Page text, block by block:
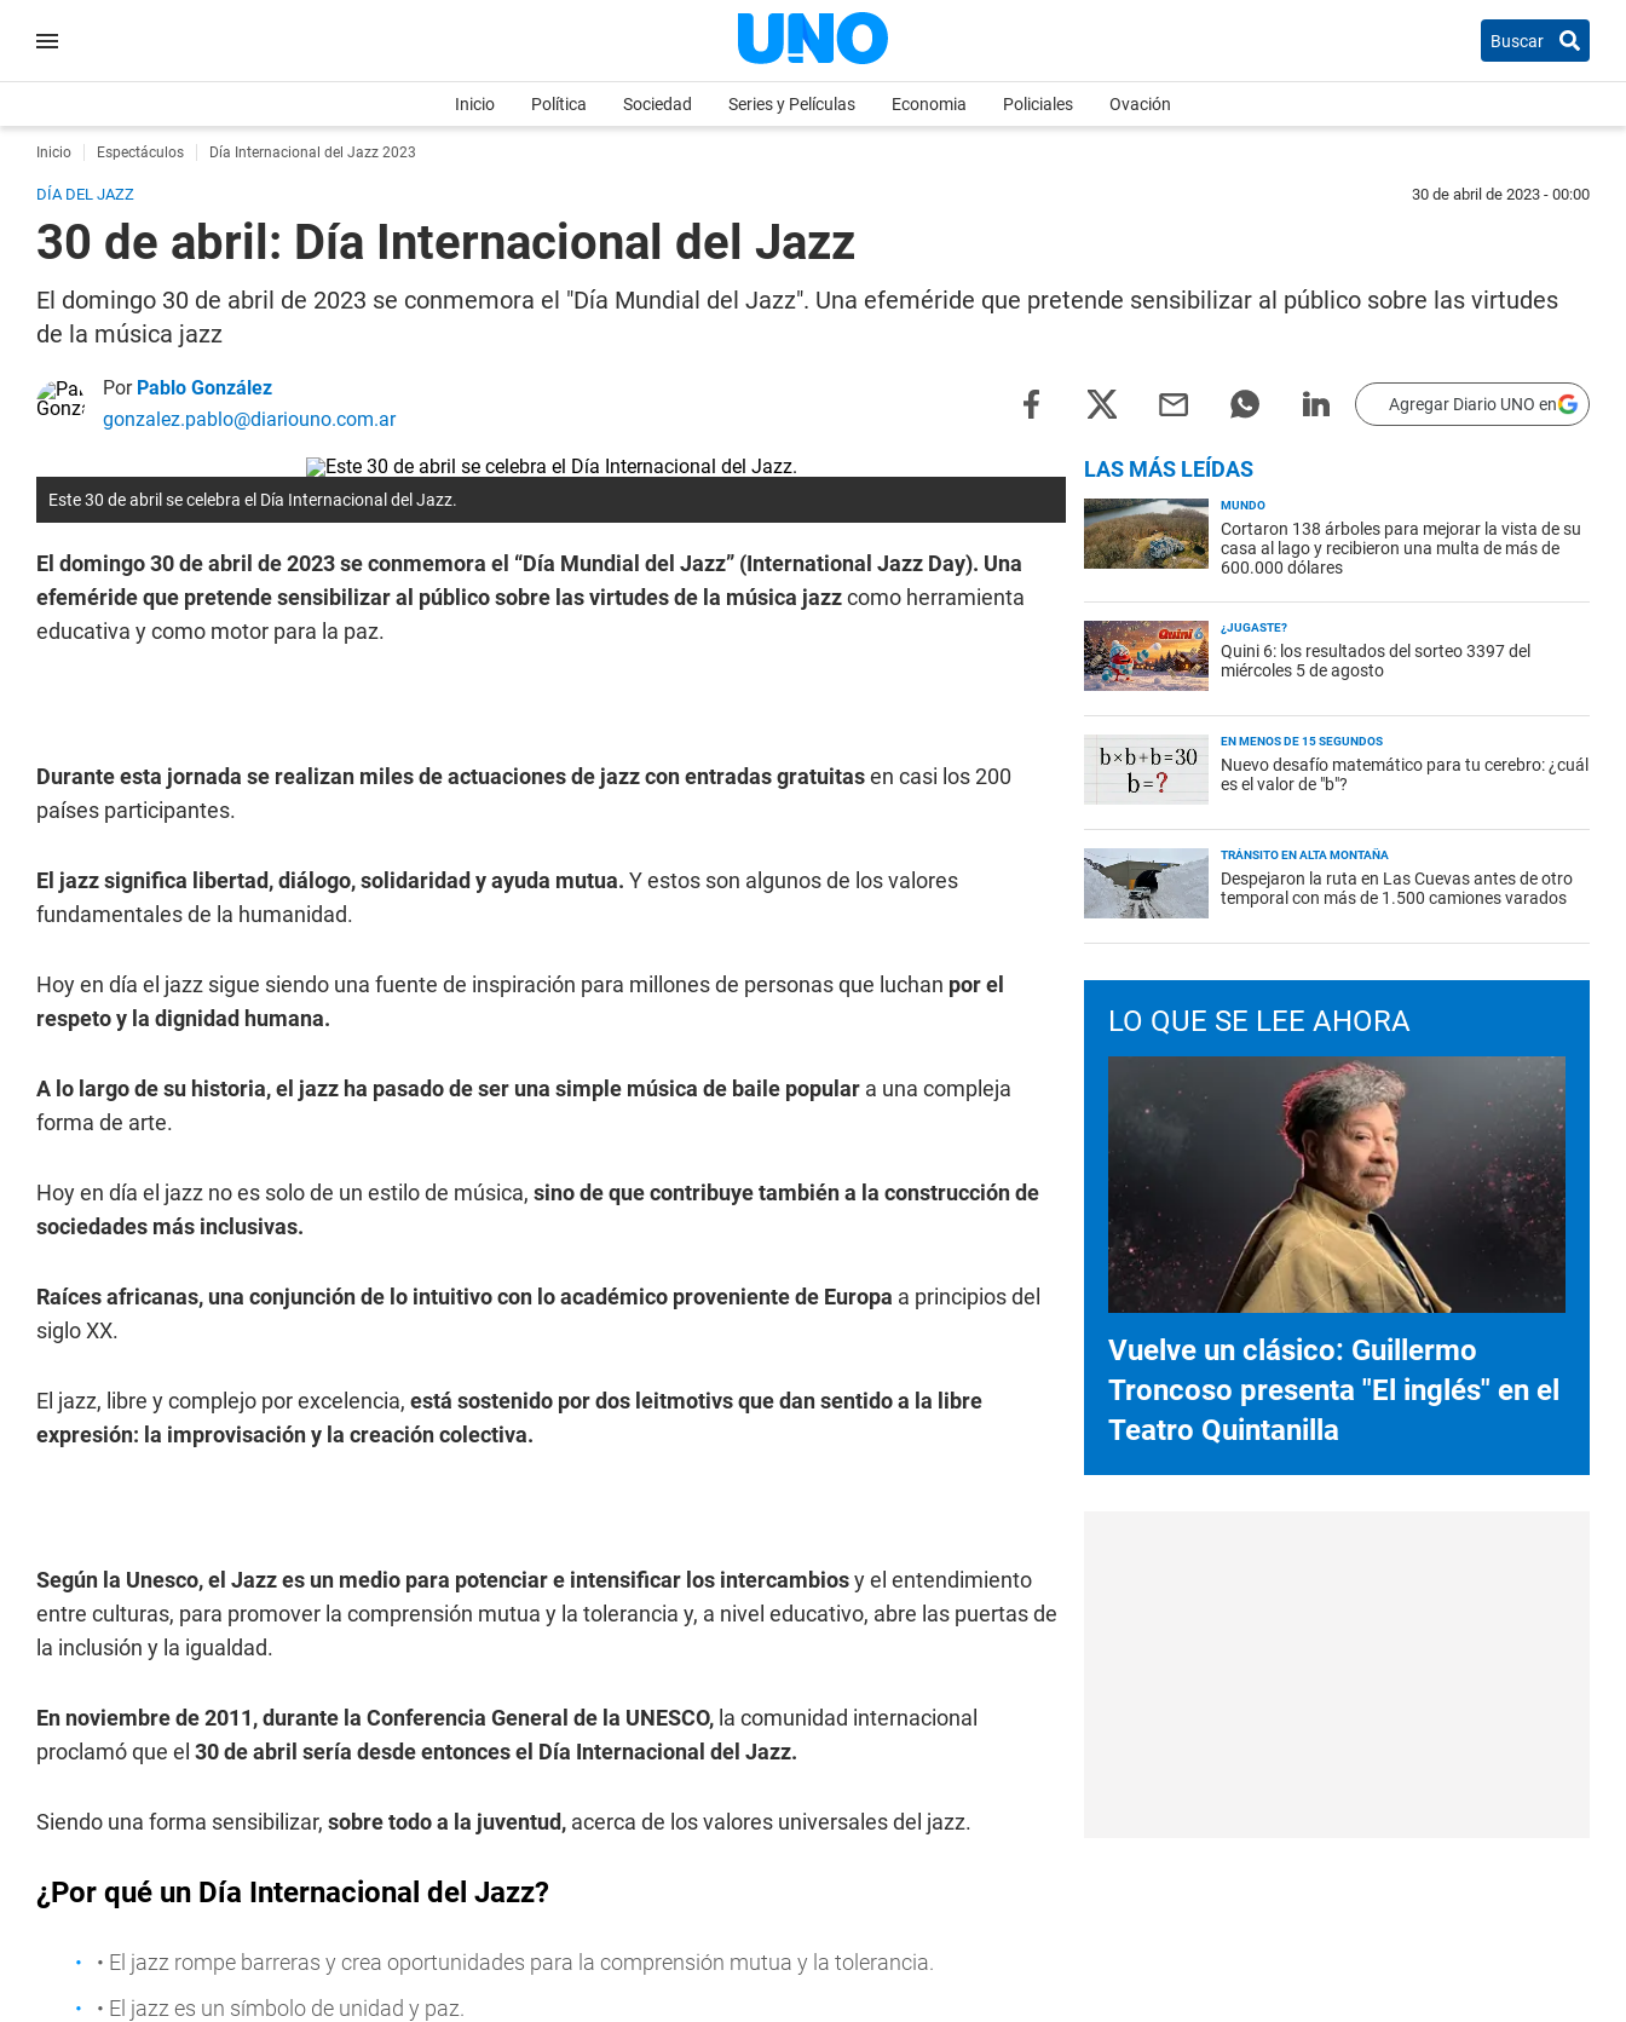
Buscar
Inicio Política Sociedad Series y Películas Economia Policiales Ovación
Inicio Espectáculos Día Internacional del Jazz 2023
DÍA DEL JAZZ 30 de abril de 2023 - 00:00
30 de abril: Día Internacional del Jazz
El domingo 30 de abril de 2023 se conmemora el "Día Mundial del Jazz". Una efeméride que pretende sensibilizar al público sobre las virtudes
de la música jazz
Por Pablo González
gonzalez.pablo@diariouno.com.ar
Agregar Diario UNO en
Este 30 de abril se celebra el Día Internacional del Jazz.
El domingo 30 de abril de 2023 se conmemora el “Día Mundial del Jazz” (International Jazz Day). Una
efeméride que pretende sensibilizar al público sobre las virtudes de la música jazzcomo herramienta
educativa y como motor para la paz.
Durante esta jornada se realizan miles de actuaciones de jazz con entradas gratuitasen casi los 200
países participantes.
El jazz significa libertad, diálogo, solidaridad y ayuda mutua. Y estos son algunos de los valores
fundamentales de la humanidad.
Hoy en día el jazz sigue siendo una fuente de inspiración para millones de personas que luchan por el
respeto y la dignidad humana.
A lo largo de su historia, el jazz ha pasado de ser una simple música de baile popular a una compleja
forma de arte.
Hoy en día el jazz no es solo de un estilo de música, sino de que contribuye también a la construcción de
sociedades más inclusivas.
Raíces africanas, una conjunción de lo intuitivo con lo académico proveniente de Europa a principios del
siglo XX.
El jazz, libre y complejo por excelencia, está sostenido por dos leitmotivs que dan sentido a la libre
expresión: la improvisación y la creación colectiva.
Según la Unesco, el Jazz es un medio para potenciar e intensificar los intercambiosy el entendimiento
entre culturas, para promover la comprensión mutua y la tolerancia y, a nivel educativo, abre las puertas de
la inclusión y la igualdad.
En noviembre de 2011, durante la Conferencia General de la UNESCO, la comunidad internacional
proclamó que el 30 de abril sería desde entonces el Día Internacional del Jazz.
Siendo una forma sensibilizar, sobre todo a la juventud, acerca de los valores universales del jazz.
¿Por qué un Día Internacional del Jazz?
• El jazz rompe barreras y crea oportunidades para la comprensión mutua y la tolerancia.
• El jazz es un símbolo de unidad y paz.
LAS MÁS LEÍDAS
MUNDO
Cortaron 138 árboles para mejorar la vista de su
casa al lago y recibieron una multa de más de
600.000 dólares
¿JUGASTE?
Quini 6: los resultados del sorteo 3397 del
miércoles 5 de agosto
EN MENOS DE 15 SEGUNDOS
Nuevo desafío matemático para tu cerebro: ¿cuál
es el valor de "b"?
TRÁNSITO EN ALTA MONTAÑA
Despejaron la ruta en Las Cuevas antes de otro
temporal con más de 1.500 camiones varados
LO QUE SE LEE AHORA
Vuelve un clásico: Guillermo
Troncoso presenta "El inglés" en el
Teatro Quintanilla